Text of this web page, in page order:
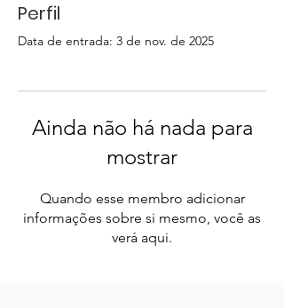
Perfil
Data de entrada: 3 de nov. de 2025
Ainda não há nada para
mostrar
Quando esse membro adicionar
informações sobre si mesmo, você as
verá aqui.